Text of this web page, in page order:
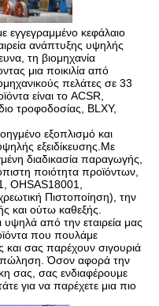
κεφάλαιο
ανάπτυξης υψηλής
τη βιομηχανία
μια ποικιλία από
πελάτες σε 33
είναι το ACSR,
τροφοδοσίας, BLXY,
εξοπλισμό και
εξειδίκευσης.Με
διαδικασία παραγωγής,
ποιότητα προϊόντων,
OHSAS18001,
Πιστοποίηση), την
και ούτω καθεξής.
από την εταιρεία μας
που πουλάμε
και σας παρέχουν σιγουριά
πώληση. Όσον αφορά την
σας, σας ενδιαφέρουμε
για να παρέχετε μια πιο